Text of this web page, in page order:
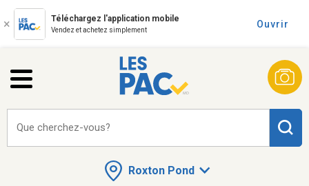
Téléchargez l'application mobile
Vendez et achetez simplement
Ouvrir
Roxton Pond
Que cherchez-vous?